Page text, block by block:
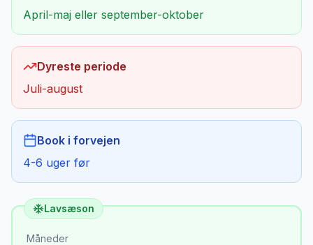
April-maj eller september-oktober
Dyreste periode
Juli-august
Book i forvejen
4-6 uger før
Lavsæson
Måneder